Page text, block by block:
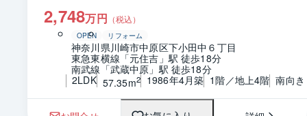
2,748万円 （税込）
OPEN リフォーム
神奈川県川崎市中原区下小田中６丁目
東急東横線「元住吉」駅 徒歩18分
南武線「武蔵中原」駅 徒歩18分
2LDK 57.35m2 1986年4月築 1階／地上4階 南向き